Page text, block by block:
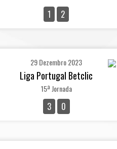
1 2
29 Dezembro 2023
Liga Portugal Betclic
15ª Jornada
3 0